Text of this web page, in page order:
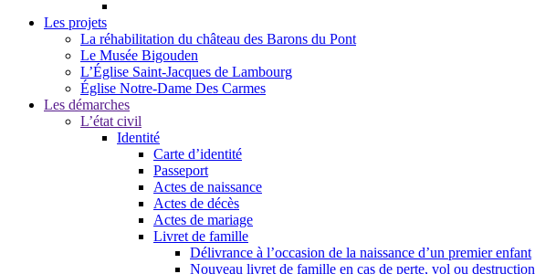
Les projets
La réhabilitation du château des Barons du Pont
Le Musée Bigouden
L’Église Saint-Jacques de Lambourg
Église Notre-Dame Des Carmes
Les démarches
L’état civil
Identité
Carte d’identité
Passeport
Actes de naissance
Actes de décès
Actes de mariage
Livret de famille
Délivrance à l’occasion de la naissance d’un premier enfant
Nouveau livret de famille en cas de perte, vol ou destruction